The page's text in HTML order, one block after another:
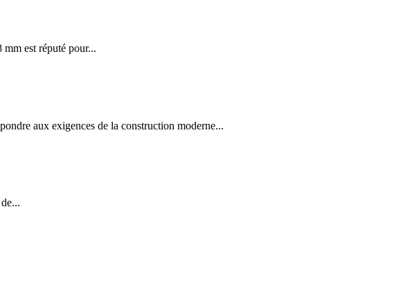
est réputé pour...
aux exigences de la construction moderne...